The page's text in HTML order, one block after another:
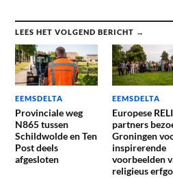
LEES HET VOLGEND BERICHT →
EEMSDELTA
Provinciale weg
N865 tussen
Schildwolde en Ten
Post deels
afgesloten
EEMSDELTA
Europese
partners
Groningen
inspirerende
voorbeelden
religieus